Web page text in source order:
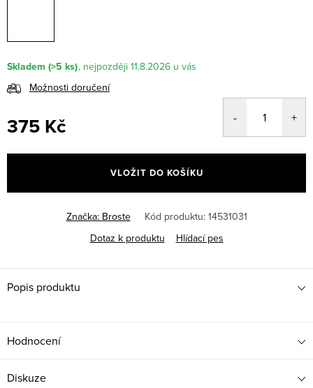
Skladem (>5 ks)
11.8.2026
Možnosti doručení
375 Kč
cena:
VLOŽIT DO KOŠÍKU
Značka: Broste Kód produktu: 14531031
Dotaz k produktu
Hlídací pes
Popis produktu
Hodnocení
Diskuze